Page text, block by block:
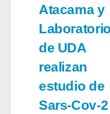
de
Atacama y
Laboratorio
de UDA
realizan
estudio de
Sars-Cov-2